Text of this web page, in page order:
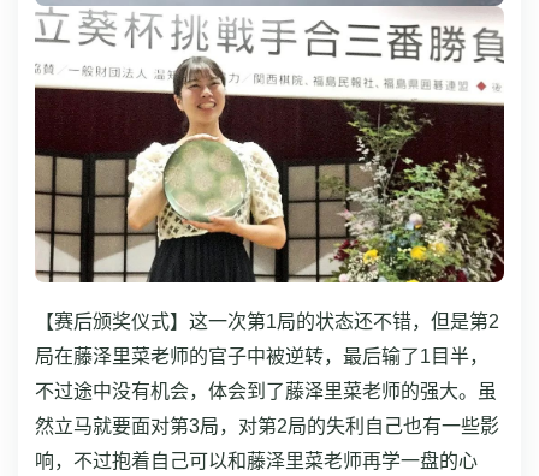
【赛后颁奖仪式】这一次第1局的状态还不错，但是第2
局在藤泽里菜老师的官子中被逆转，最后输了1目半，
不过途中没有机会，体会到了藤泽里菜老师的强大。虽
然立马就要面对第3局，对第2局的失利自己也有一些影
响，不过抱着自己可以和藤泽里菜老师再学一盘的心